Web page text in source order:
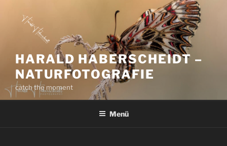
HARALD HABERSCHEIDT –
NATURFOTOGRAFIE
catch the moment
Menü